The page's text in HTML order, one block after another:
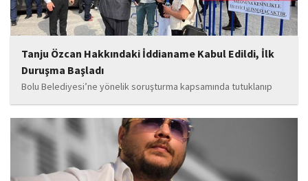
Tanju Özcan Hakkındaki İddianame Kabul Edildi, İlk
Duruşma Başladı
Bolu Belediyesi’ne yönelik soruşturma kapsamında tutuklanıp
belediye başkanlığı görevinden uzaklaştırılan Tanju Özcan’ın da
aralarında bulunduğu 6’sı tutuklu 19 sanığın yargılandığı dava
başladı.